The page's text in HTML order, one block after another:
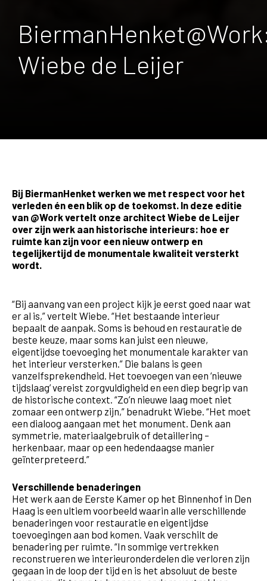
Wiebe de Leijer
Bij BiermanHenket werken we met respect voor het
verleden én een blik op de toekomst. In deze editie
van @Work vertelt onze architect Wiebe de Leijer
over zijn werk aan historische interieurs: hoe er
ruimte kan zijn voor een nieuw ontwerp en
tegelijkertijd de monumentale kwaliteit versterkt
wordt.
“Bij aanvang van een project kijk je eerst goed naar wat
er al is,” vertelt Wiebe. “Het bestaande interieur
bepaalt de aanpak. Soms is behoud en restauratie de
beste keuze, maar soms kan juist een nieuwe,
eigentijdse toevoeging het monumentale karakter van
het interieur versterken.” Die balans is geen
vanzelfsprekendheid. Het toevoegen van een ‘nieuwe
tijdslaag’ vereist zorgvuldigheid en een diep begrip van
de historische context. “Zo’n nieuwe laag moet niet
zomaar een ontwerp zijn,” benadrukt Wiebe. “Het moet
een dialoog aangaan met het monument. Denk aan
symmetrie, materiaalgebruik of detaillering –
herkenbaar, maar op een hedendaagse manier
geïnterpreteerd.”
Verschillende benaderingen
Het werk aan de Eerste Kamer op het Binnenhof in Den
Haag is een ultiem voorbeeld waarin alle verschillende
benaderingen voor restauratie en eigentijdse
toevoegingen aan bod komen. Vaak verschilt de
benadering per ruimte. “In sommige vertrekken
reconstrueren we interieuronderdelen die verloren zijn
gegaan in de loop der tijd en is het absoluut de beste